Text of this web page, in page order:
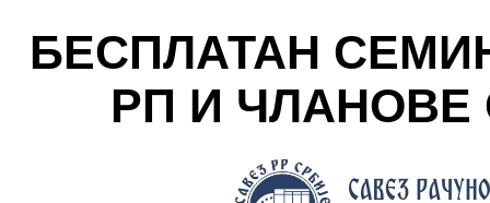
БЕСПЛАТАН
РП И ЧЛАНОВЕ